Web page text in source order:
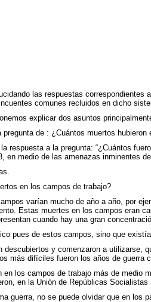
las respuestas
comunes recluidos en dicho
explicar dos asuntos
pregunta de : ¿Cuántos muertos hubieron
respuesta a la pregunta: “¿Cuántos
en medio de las amenazas inminentes
en los campos de trabajo?
varían mucho de año a año, por
Estas muertes en los campos eran
cuando hay una gran
pues de estos campos, sino que
descubiertos y comenzaron a utilizarse,
más difíciles fueron los años de
en los campos de trabajo más de medio
en la Unión de Repúblicas
guerra, no se puede olvidar que en los